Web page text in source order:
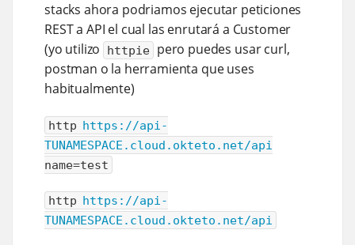
stacks ahora podriamos ejecutar peticiones
REST a API el cual las enrutará a Customer
(yo utilizo
httpie pero puedes usar curl,
postman o la herramienta que uses
habitualmente)
http https://api-
TUNAMESPACE.cloud.okteto.net/api
name=test
http https://api-
TUNAMESPACE.cloud.okteto.net/api